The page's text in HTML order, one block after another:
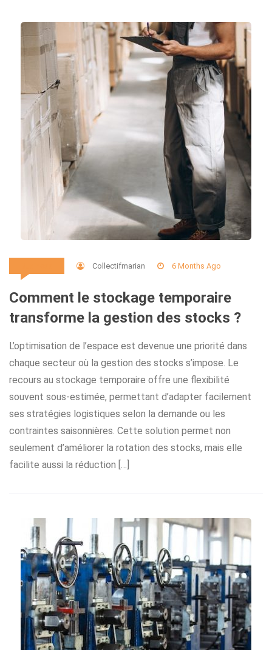
Collectifmarian 6 Months Ago
Comment le stockage temporaire
transforme la gestion des stocks ?
L’optimisation de l’espace est devenue une priorité dans
chaque secteur où la gestion des stocks s’impose. Le
recours au stockage temporaire offre une flexibilité
souvent sous-estimée, permettant d’adapter facilement
ses stratégies logistiques selon la demande ou les
contraintes saisonnières. Cette solution permet non
seulement d’améliorer la rotation des stocks, mais elle
facilite aussi la réduction […]